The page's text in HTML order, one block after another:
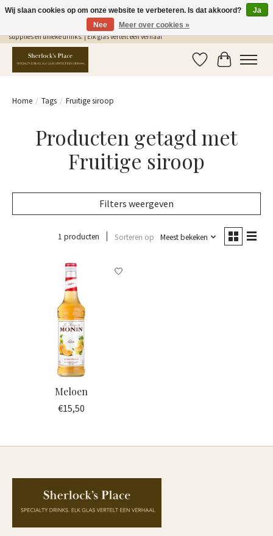
Gratis Verzending in NL vanaf €75,- | Sherlocks Place: dé plek voor MONIN siropen, bar
supplies en unieke drinks. | Elk glas vertelt een verhaal
Verlanglijst
Home / Tags / Fruitige siroop
Producten getagd met
Fruitige siroop
Filters weergeven
1 producten Sorteren op Meest bekeken
Meloen
€15,50
Wij slaan cookies op om onze website te verbeteren. Is dat akkoord?
Ja
Nee
Meer over cookies »